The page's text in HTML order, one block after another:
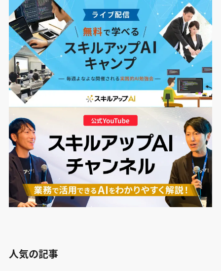
人気の記事